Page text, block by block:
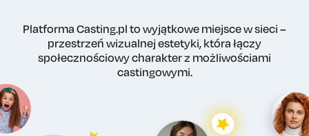
Platforma Casting.pl to wyjątkowe miejsce w sieci –
przestrzeń wizualnej estetyki, która łączy
społecznościowy charakter z możliwościami
castingowymi.